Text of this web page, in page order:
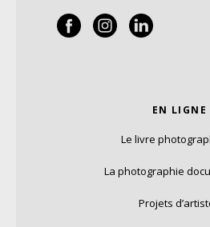
EN LIGNE
Le livre
La photographie
Projets